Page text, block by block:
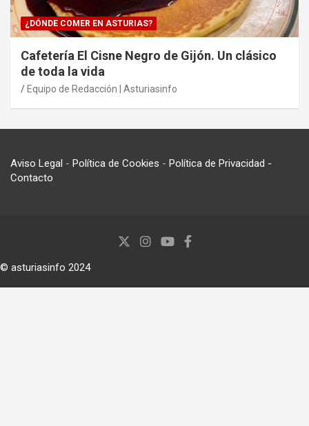
¿DÓNDE COMER EN ASTURIAS?
Cafetería El Cisne Negro de Gijón. Un clásico
de toda la vida
Equipo de Redacción | Asturiasinfo
Aviso Legal - Política de Cookies - Política de Privacidad -
Contacto
© asturiasinfo 2024